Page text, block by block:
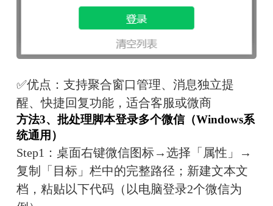
✅优点：支持聚合窗口管理、消息独立提
醒、快捷回复功能，适合客服或微商
方法3、批处理脚本登录多个微信（Windows系
统通用）
Step1：桌面右键微信图标→选择「属性」→
复制「目标」栏中的完整路径；新建文本文
档，粘贴以下代码（以电脑登录2个微信为